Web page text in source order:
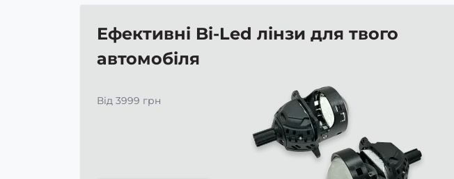
Ефективні Bi-Led лінзи для твого
автомобіля
Від 3999 грн